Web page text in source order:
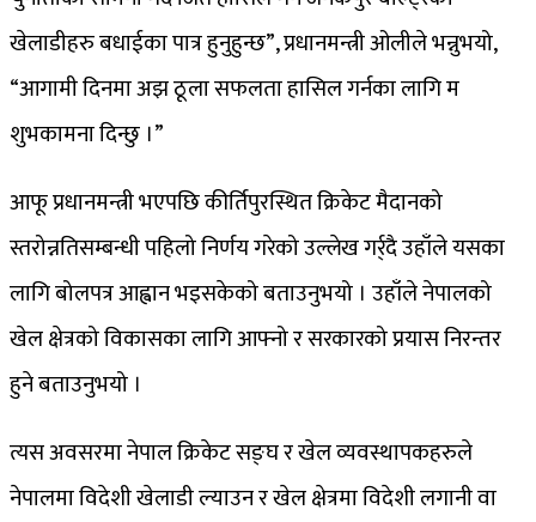
खेलाडीहरु बधाईका पात्र हुनुहुन्छ”, प्रधानमन्त्री ओलीले भन्नुभयो,
“आगामी दिनमा अझ ठूला सफलता हासिल गर्नका लागि म
शुभकामना दिन्छु ।”
आफू प्रधानमन्त्री भएपछि कीर्तिपुरस्थित क्रिकेट मैदानको
स्तरोन्नतिसम्बन्धी पहिलो निर्णय गरेको उल्लेख गर्र्दै उहाँले यसका
लागि बोलपत्र आह्वान भइसकेको बताउनुभयो । उहाँले नेपालको
खेल क्षेत्रको विकासका लागि आफ्नो र सरकारको प्रयास निरन्तर
हुने बताउनुभयो ।
त्यस अवसरमा नेपाल क्रिकेट सङ्घ र खेल व्यवस्थापकहरुले
नेपालमा विदेशी खेलाडी ल्याउन र खेल क्षेत्रमा विदेशी लगानी वा